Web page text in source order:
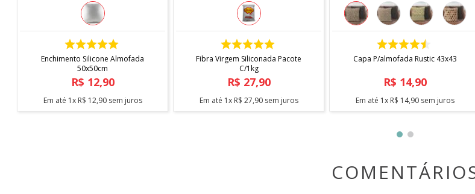
COMPRAR
Enchimento Silicone Almofada
50x50cm
R$ 12,90
Em até 1x R$ 12,90sem juros
COMPRAR
Fibra Virgem Siliconada Pacote
C/1kg
R$ 27,90
Em até 1x R$ 27,90sem juros
COMPRAR
Capa P/almofada Rustic 43x43
R$ 14,90
Em até 1x R$ 14,90 sem juros